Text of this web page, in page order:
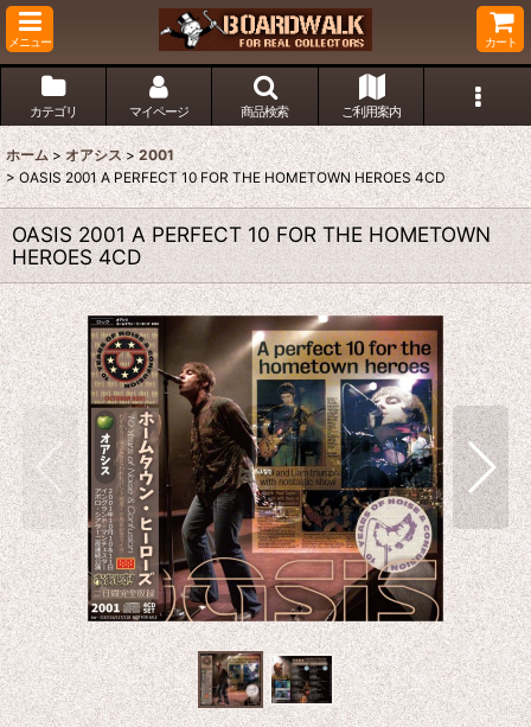
メニュー カート
カテゴリ マイページ 商品検索 ご利用案内
ホーム > オアシス > 2001
> OASIS 2001 A PERFECT 10 FOR THE HOMETOWN HEROES 4CD
OASIS 2001 A PERFECT 10 FOR THE HOMETOWN
HEROES 4CD